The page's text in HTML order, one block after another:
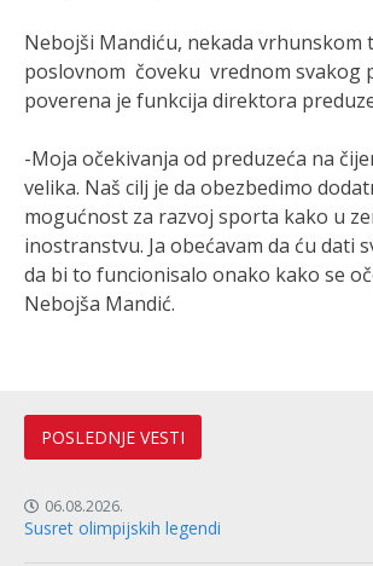
Nebojši Mandiću, nekada vrhunskom
poslovnom čoveku vrednom svakog
poverena je funkcija direktora
-Moja očekivanja od preduzeća na
velika. Naš cilj je da obezbedimo
mogućnost za razvoj sporta kako u
inostranstvu. Ja obećavam da ću dati
da bi to funcionisalo onako kako se
Nebojša Mandić.
POSLEDNJE VESTI
06.08.2026.
Susret olimpijskih legendi